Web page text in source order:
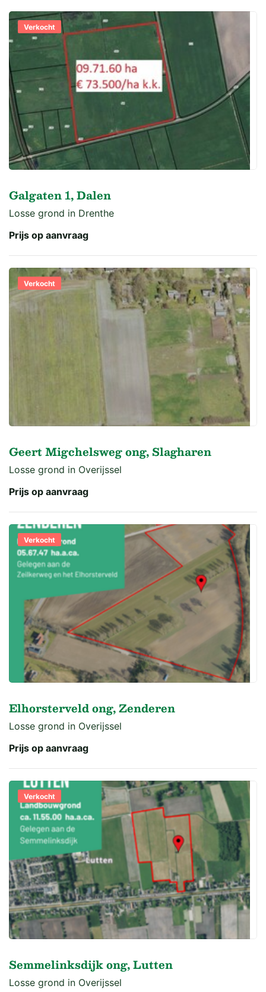
Verkocht
Galgaten 1, Dalen
Losse grond in Drenthe
Prijs op aanvraag
Verkocht
Geert Migchelsweg ong, Slagharen
Losse grond in Overijssel
Prijs op aanvraag
Verkocht
Elhorsterveld ong, Zenderen
Losse grond in Overijssel
Prijs op aanvraag
Verkocht
Semmelinksdijk ong, Lutten
Losse grond in Overijssel